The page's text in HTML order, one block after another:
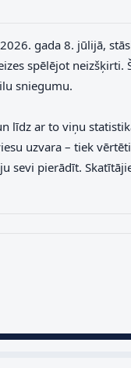
gada 8. jūlijā,
spēlējot
sniegumu.
līdz ar to viņu
uzvara – tiek
sevi pierādīt.